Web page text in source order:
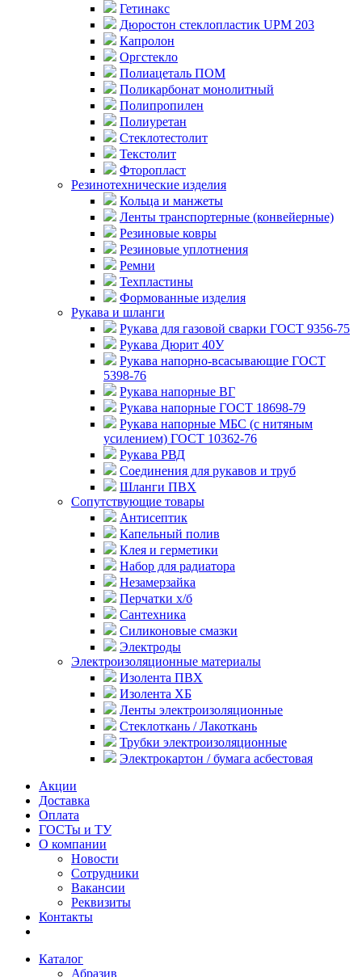
Гетинакс
Дюростон стеклопластик UPM 203
Капролон
Оргстекло
Полиацеталь ПОМ
Поликарбонат монолитный
Полипропилен
Полиуретан
Стеклотестолит
Текстолит
Фторопласт
Резинотехнические изделия
Кольца и манжеты
Ленты транспортерные (конвейерные)
Резиновые ковры
Резиновые уплотнения
Ремни
Техпластины
Формованные изделия
Рукава и шланги
Рукава для газовой сварки ГОСТ 9356-75
Рукава Дюрит 40У
Рукава напорно-всасывающие ГОСТ
5398-76
Рукава напорные ВГ
Рукава напорные ГОСТ 18698-79
Рукава напорные МБС (с нитяным
усилением) ГОСТ 10362-76
Рукава РВД
Соединения для рукавов и труб
Шланги ПВХ
Сопутствующие товары
Антисептик
Капельный полив
Клея и герметики
Набор для радиатора
Незамерзайка
Перчатки х/б
Сантехника
Силиконовые смазки
Электроды
Электроизоляционные материалы
Изолента ПВХ
Изолента ХБ
Ленты электроизоляционные
Стеклоткань / Лакоткань
Трубки электроизоляционные
Электрокартон / бумага асбестовая
Акции
Доставка
Оплата
ГОСТы и ТУ
О компании
Новости
Сотрудники
Вакансии
Реквизиты
Контакты
Каталог
Абразив